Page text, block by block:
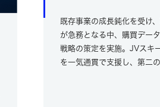
既存事業の成長鈍化を受け
が急務となる中、購買デー
戦略の策定を実施。JVスキ
を一気通貫で支援し、第二